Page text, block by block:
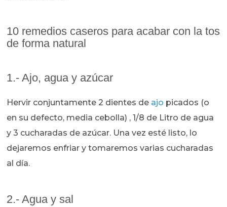
10 remedios caseros para acabar con la tos
de forma natural
1.- Ajo, agua y azúcar
Hervir conjuntamente 2 dientes de ajo picados (o
en su defecto, media cebolla) , 1/8 de Litro de agua
y 3 cucharadas de azúcar. Una vez esté listo, lo
dejaremos enfriar y tomaremos varias cucharadas
al día.
2.- Agua y sal